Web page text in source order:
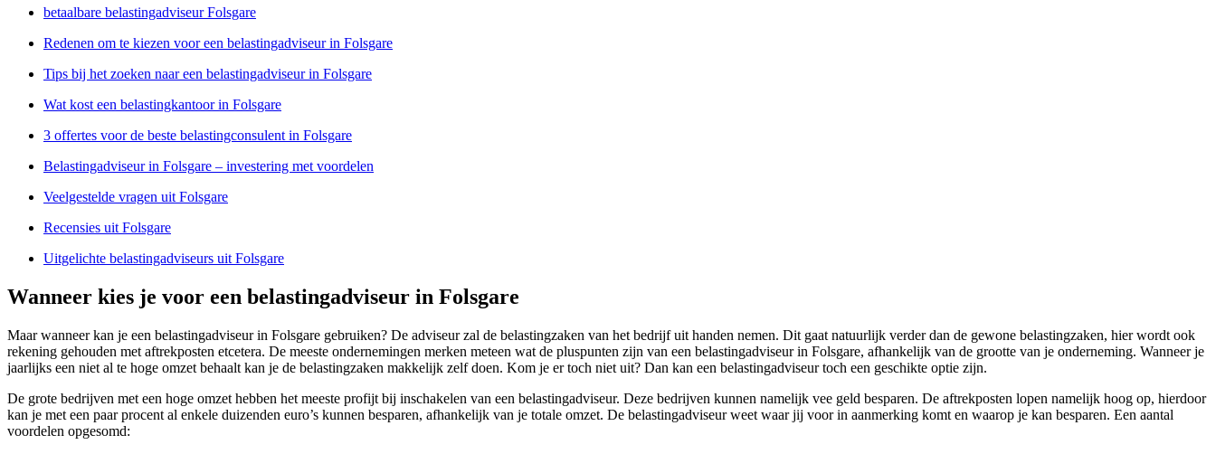
betaalbare belastingadviseur Folsgare
Redenen om te kiezen voor een belastingadviseur in Folsgare
Tips bij het zoeken naar een belastingadviseur in Folsgare
Wat kost een belastingkantoor in Folsgare
3 offertes voor de beste belastingconsulent in Folsgare
Belastingadviseur in Folsgare – investering met voordelen
Veelgestelde vragen uit Folsgare
Recensies uit Folsgare
Uitgelichte belastingadviseurs uit Folsgare
Wanneer kies je voor een belastingadviseur in Folsgare
Maar wanneer kan je een belastingadviseur in Folsgare gebruiken? De adviseur zal de belastingzaken van het bedrijf uit handen nemen. Dit gaat natuurlijk verder dan de gewone belastingzaken, hier wordt ook
rekening gehouden met aftrekposten etcetera. De meeste ondernemingen merken meteen wat de pluspunten zijn van een belastingadviseur in Folsgare, afhankelijk van de grootte van je onderneming. Wanneer je
jaarlijks een niet al te hoge omzet behaalt kan je de belastingzaken makkelijk zelf doen. Kom je er toch niet uit? Dan kan een belastingadviseur toch een geschikte optie zijn.
De grote bedrijven met een hoge omzet hebben het meeste profijt bij inschakelen van een belastingadviseur. Deze bedrijven kunnen namelijk vee geld besparen. De aftrekposten lopen namelijk hoog op, hierdoor
kan je met een paar procent al enkele duizenden euro’s kunnen besparen, afhankelijk van je totale omzet. De belastingadviseur weet waar jij voor in aanmerking komt en waarop je kan besparen. Een aantal
voordelen opgesomd: